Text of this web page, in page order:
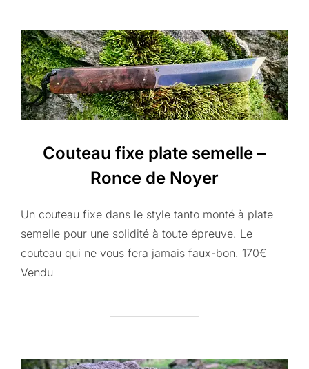
Couteau fixe plate semelle –
Ronce de Noyer
Un couteau fixe dans le style tanto monté à plate
semelle pour une solidité à toute épreuve. Le
couteau qui ne vous fera jamais faux-bon. 170€
Vendu